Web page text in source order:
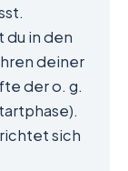
du in den
deiner
der o. g.
sich